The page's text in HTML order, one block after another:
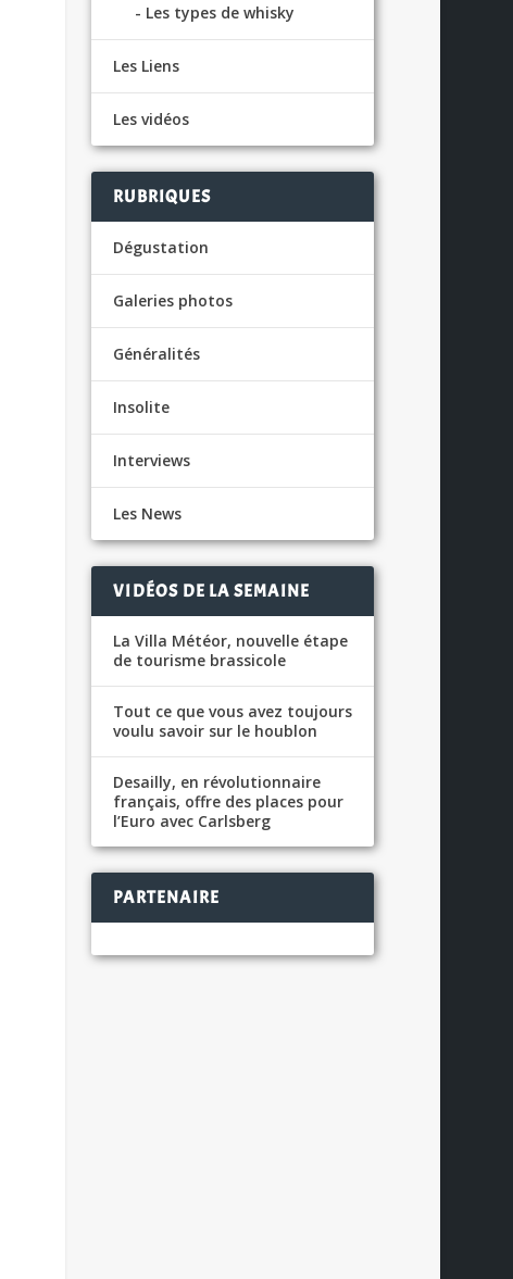
Les types de whisky
Les Liens
Les vidéos
RUBRIQUES
Dégustation
Galeries photos
Généralités
Insolite
Interviews
Les News
VIDÉOS DE LA SEMAINE
La Villa Météor, nouvelle étape
de tourisme brassicole
Tout ce que vous avez toujours
voulu savoir sur le houblon
Desailly, en révolutionnaire
français, offre des places pour
l’Euro avec Carlsberg
PARTENAIRE